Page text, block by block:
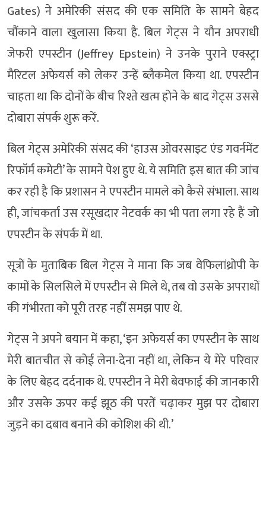
Gates) ने अमेरिकी संसद की एक समिति के सामने बेहद
चौंकाने वाला खुलासा किया है. बिल गेट्स ने यौन अपराधी
जेफरी एपस्टीन (Jeffrey Epstein) ने उनके पुराने एक्स्ट्रा
मैरिटल अफेयर्स को लेकर उन्हें ब्लैकमेल किया था. एपस्टीन
चाहता था कि दोनों के बीच रिश्ते खत्म होने के बाद गेट्स उससे
दोबारा संपर्क शुरू करें.
बिल गेट्स अमेरिकी संसद की ‘हाउस ओवरसाइट एंड गवर्नमेंट
रिफॉर्म कमेटी’ के सामने पेश हुए थे. ये समिति इस बात की जांच
कर रही है कि प्रशासन ने एपस्टीन मामले को कैसे संभाला. साथ
ही, जांचकर्ता उस रसूखदार नेटवर्क का भी पता लगा रहे हैं जो
एपस्टीन के संपर्क में था.
सूत्रों के मुताबिक बिल गेट्स ने माना कि जब वेफिलांथ्रोपी के
कामों के सिलसिले में एपस्टीन से मिले थे, तब वो उसके अपराधों
की गंभीरता को पूरी तरह नहीं समझ पाए थे.
गेट्स ने अपने बयान में कहा, ‘इन अफेयर्स का एपस्टीन के साथ
मेरी बातचीत से कोई लेना-देना नहीं था, लेकिन ये मेरे परिवार
के लिए बेहद दर्दनाक थे. एपस्टीन ने मेरी बेवफाई की जानकारी
और उसके ऊपर कई झूठ की परतें चढ़ाकर मुझ पर दोबारा
जुड़ने का दबाव बनाने की कोशिश की थी.’